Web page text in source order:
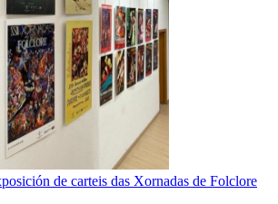
de carteis das Xornadas de Folclore